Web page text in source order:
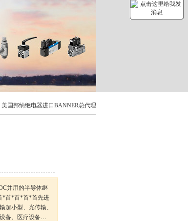
美国邦纳继电器进口BANNER总代理
并用的半导体继
*首*首*首*首先进
超小型、光传输、
备、医疗设备…